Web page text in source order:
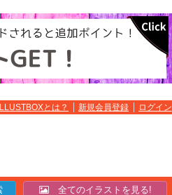
ILLUSTBOXとは？ 新規会員登録 ログイン
全てのイラストを見る!